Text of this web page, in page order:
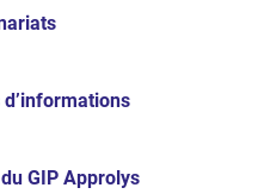
GIP Approlys